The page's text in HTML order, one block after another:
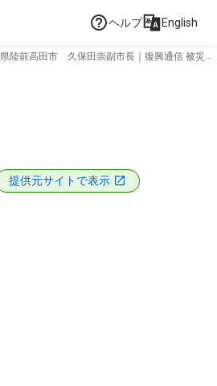
ヘルプ English
陸前高田市 久保田崇副市長｜復興通信 被災地
提供元サイトで表示